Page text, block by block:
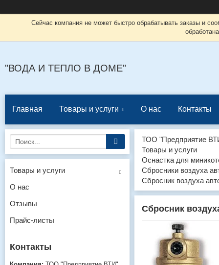
Сейчас компания не может быстро обрабатывать заказы и
"ВОДА И ТЕПЛО В ДОМЕ"
Главная Товары и услуги О нас Контакты
ТОО "Предприятие
Товары и услуги
Оснастка для
Сбросники воздуха
Сбросник воздуха
Сбросник
Товары и услуги
О нас
Отзывы
Прайс-листы